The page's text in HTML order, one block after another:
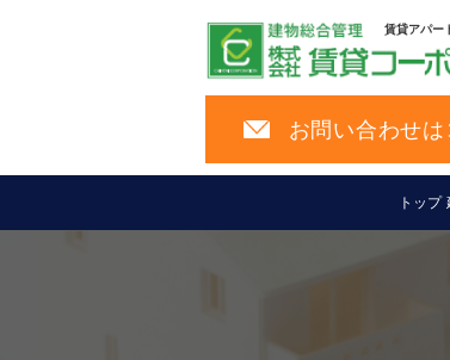
賃貸アパー
お問い合わせは
トップ